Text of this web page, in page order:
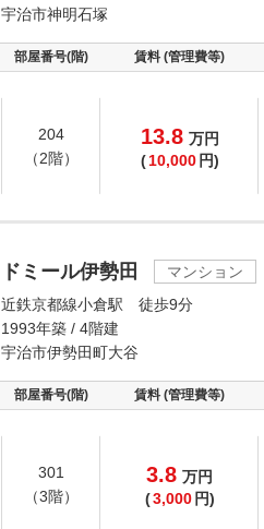
宇治市神明石塚
部屋番号(階) 賃料 (管理費等)
204
（2階）
13.8 万円
( 10,000 円)
ドミール伊勢田
マンション
近鉄京都線小倉駅 徒歩9分
1993年築 / 4階建
宇治市伊勢田町大谷
部屋番号(階) 賃料 (管理費等)
301
（3階）
3.8 万円
(3,000 円)